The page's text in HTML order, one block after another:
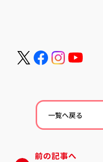
前の記事へ
一覧へ戻る